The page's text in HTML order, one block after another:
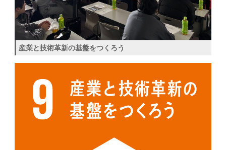
産業と技術革新の基盤をつくろう